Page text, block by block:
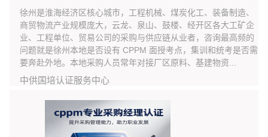
徐州是淮海经济区核心城市，工程机械、煤炭化工、装备制造、
商贸物流产业规模庞大，云龙、泉山、鼓楼、经开区各大工矿企
业、工程单位、贸易公司的采购与供应链从业者，咨询最高频的
问题就是徐州本地是否设有 CPPM 面授考点，集训和统考是否需
要奔赴外地。本地采购人员常年对接厂区原料、基建物资...
中供国培认证服务中心